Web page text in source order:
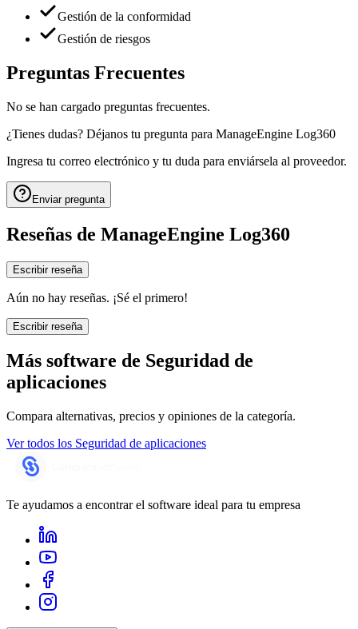
Gestión de la conformidad
Gestión de riesgos
Preguntas Frecuentes
No se han cargado preguntas frecuentes.
¿Tienes dudas? Déjanos tu pregunta para ManageEngine Log360
Ingresa tu correo electrónico y tu duda para enviársela al proveedor.
Enviar pregunta
Reseñas de ManageEngine Log360
Escribir reseña
Aún no hay reseñas. ¡Sé el primero!
Escribir reseña
Más software de Seguridad de
aplicaciones
Compara alternativas, precios y opiniones de la categoría.
Ver todos los Seguridad de aplicaciones
Te ayudamos a encontrar el software ideal para tu empresa